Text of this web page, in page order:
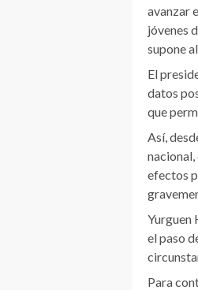
avanzar
jóvenes
supone
El
datos
que
Así,
nacional,
efectos
Yurguen
el paso
Para